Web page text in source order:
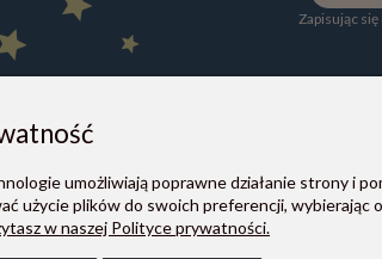
Zapisując
O NAS
Informacje o nas
POMOC
Regulaminy
umożliwiają poprawne działanie strony i
użycie plików do swoich preferencji, wybierając
w naszej Polityce prywatności.